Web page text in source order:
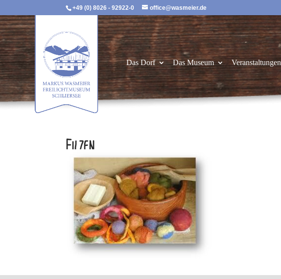
+49 (0) 8026 - 92922-0 office@wasmeier.de
Das Dorf Das Museum Veranstaltungen
Filzen